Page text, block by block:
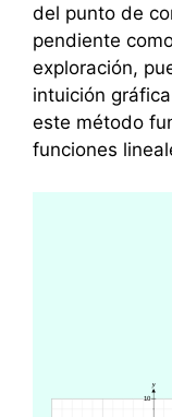
del punto de
pendiente
exploración,
intuición
este método
funciones